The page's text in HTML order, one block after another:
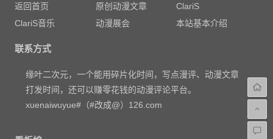
返回首页 原创动漫文章
ClariS
ClariS音乐
动漫展会 本站基本介绍
联系方式
缘叶二次元，一个能用碎片化时间，写点漫评、动漫文章
打发时间，还可以赚零花钱的动漫评论平台。
xuenaiwuyue#（#改成@）126.com